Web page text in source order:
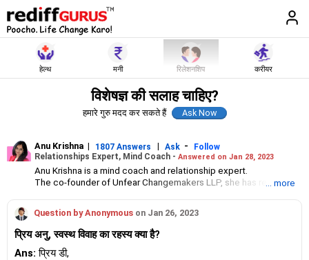
हेल्थ मनी रिलेशनशिप करीयर
विशेषज्ञ की सलाह चाहिए?
हमारे गुरु मदद कर सकते हैं
Anu Krishna | 1807 Answers | Ask -
Follow
Relationships Expert, Mind Coach - Answered on Jan 28, 2023
Anu Krishna is a mind coach and relationship expert.
The co-founder of Unfear Changemakers LLP, she has received
work specialisation from the Institute for Inner Studies, Manila.
She is an executive member of the Indian Association of
Adolescent Health.
... more
Question by Anonymous on Jan 26, 2023
प्रिय अनु, स्वस्थ विवाह का रहस्य क्या है?
Ans: प्रिय डी,